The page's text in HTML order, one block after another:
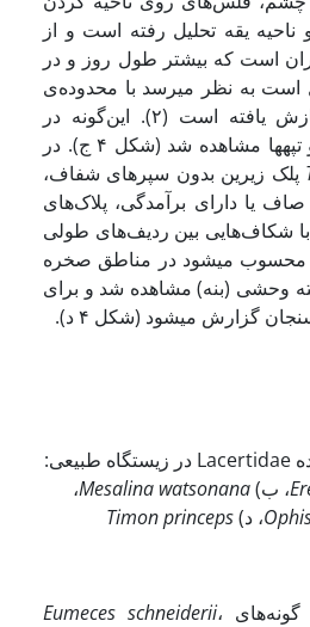
یقه تحلیل رفته است و از
است که بیشتر طول روز و در
است به نظر می­رسد با محدوده‌ی
تحمل دمایی وسیع سازش یافته است (۲). این‌گونه در
اطراف مزارع، دشت­ها و تپه­ها مشاهده شد (شکل ۴ ج). در
پلک زیرین بدون سپرهای شفاف،
یا دارای برآمدگی، پلاک‌های
شکاف‌هایی بین ردیف‌های طولی
محسوب می­شود در مناطق صخره
وحشی (بنه) مشاهده شد و برای
گزارش می­شود (شکل ۴ د).
شکل ۴. گونه‌هایی خانواده Lacertidae در زیستگاه طبیعی:
، ب) Mesalina watsonana
،
، د) Timon princeps
Eumeces schneiderii،